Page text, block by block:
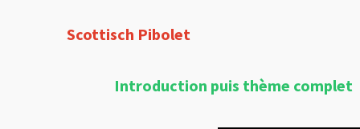
Scottisch Pibolet
Introduction puis thème complet